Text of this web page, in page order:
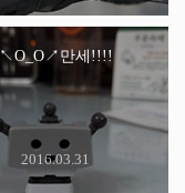
↖O_O↗만세!!!!
2016.03.31